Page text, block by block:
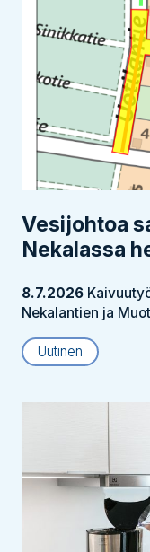
Vesijohtoa
Nekalassa
8.7.2026
Nekalantien ja
Uutinen